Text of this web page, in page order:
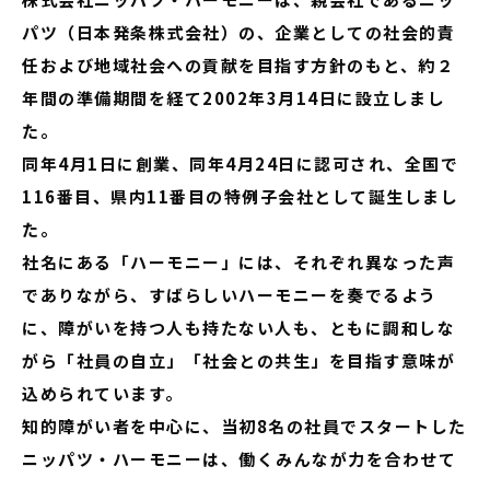
パツ（日本発条株式会社）の、企業としての社会的責
任および地域社会への貢献を目指す方針のもと、約２
年間の準備期間を経て2002年3月14日に設立しまし
た。
同年4月1日に創業、同年4月24日に認可され、全国で
116番目、県内11番目の特例子会社として誕生しまし
た。
社名にある「ハーモニー」には、それぞれ異なった声
でありながら、すばらしいハーモニーを奏でるよう
に、障がいを持つ人も持たない人も、ともに調和しな
がら「社員の自立」「社会との共生」を目指す意味が
込められています。
知的障がい者を中心に、当初8名の社員でスタートした
ニッパツ・ハーモニーは、働くみんなが力を合わせて